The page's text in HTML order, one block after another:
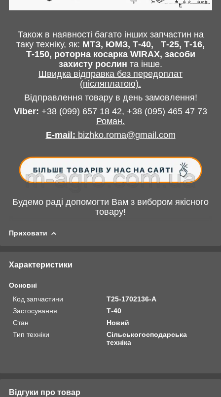
Також в наявності багато інших запчастин на
таку техніку, як: МТЗ, ЮМЗ, Т-40,
Т-25, Т-16,
Т-150, роторна косарка WIRAX, засоби
захисту рослин та інше.
Швидка відправка без передоплат
(післяплатою).
Відправлення товару в день замовлення!
Viber: +38 (099) 657 18 42, +38 (095) 465 47 73
Роман.
E-mail: bizhko.roma@gmail.com
Будемо раді допомогти Вам з вибором якісного
товару!
Приховати
Характеристики
Основні
Код запчастини
Т25-1702136-А
Застосування
Т-40
Стан
Новий
Тип техніки
Сільськогосподарська
техніка
Відгуки про товар